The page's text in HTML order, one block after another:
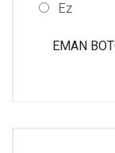
Ez